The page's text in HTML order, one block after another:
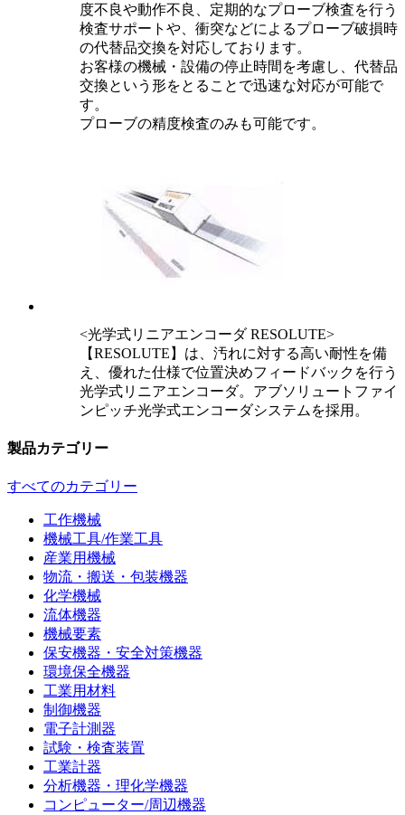
度不良や動作不良、定期的なプローブ検査を行う
検査サポートや、衝突などによるプローブ破損時
の代替品交換を対応しております。
お客様の機械・設備の停止時間を考慮し、代替品
交換という形をとることで迅速な対応が可能で
す。
プローブの精度検査のみも可能です。
<光学式リニアエンコーダ RESOLUTE>
【RESOLUTE】は、汚れに対する高い耐性を備
え、優れた仕様で位置決めフィードバックを行う
光学式リニアエンコーダ。アブソリュートファイ
ンピッチ光学式エンコーダシステムを採用。
製品カテゴリー
すべてのカテゴリー
工作機械
機械工具/作業工具
産業用機械
物流・搬送・包装機器
化学機械
流体機器
機械要素
保安機器・安全対策機器
環境保全機器
工業用材料
制御機器
電子計測器
試験・検査装置
工業計器
分析機器・理化学機器
コンピューター/周辺機器